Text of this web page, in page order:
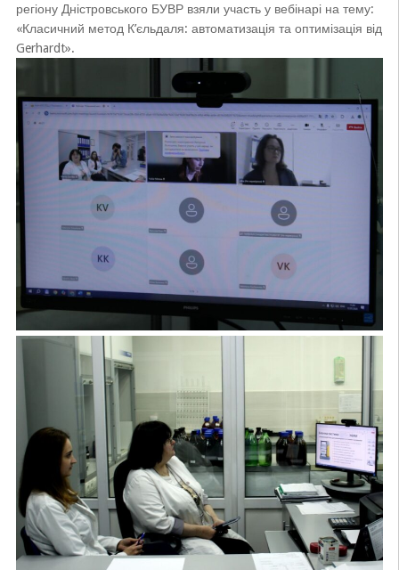
регіону Дністровського БУВР взяли участь у вебінарі на тему:
«Класичний метод К’єльдаля: автоматизація та оптимізація від
Gerhardt».